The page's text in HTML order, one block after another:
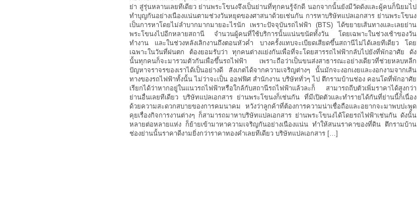
ย่า สู่รุ่นหลานเลยทีเดียว ย่านพระโขนงจึงเป็นย่านที่ทุกคนรู้จักดี นอกจากนั้นยังมีวัดดังและผู้คนก็นิยมไป
ทำบุญกันอย่างเนืองแน่นตามช่วงวันหยุดของศาสนาด้วยเช่นกัน การหาบริษัทแปลเอกสาร ย่านพระโขนง
เป็นการหาโดยไม่ลำบากมากมายอะไรนัก เพราะปัจจุบันรถไฟฟ้า (BTS) ได้ขยายเส้นทางและเลยย่าน
พระโขนงไปอีกหลายสถานี จำนวนผู้คนที่ใช้บริการนั้นแน่นขนัดทั้งวัน โดยเฉพาะในช่วงเช้าของวัน
ทำงาน และในช่วงหลังเลิกงานถึงตอนหัวค่ำ บางครั้งแทบจะเบียดเสียดขึ้นสถานีไม่ได้เลยทีเดียว โดย
เฉพาะในวันที่ฝนตก ต้องยอมรับว่า ทุกคนต่างแย่งกันเพื่อที่จะโดยสารรถไฟฟ้ากลับไปยังที่พักอาศัย ดัง
นั้นทุกคนก็จะมารวมตัวกันเพื่อขึ้นรถไฟฟ้า เพราะถือว่าเป็นขนส่งสาธารณะอย่างเดียวที่ช่วยหลบหลีก
ปัญหาจราจรของเราได้เป็นอย่างดี สังเกตได้จากความเจริญต่างๆ นั้นมักจะงอกเงยและงอกงามจากเส้น
ทางของรถไฟฟ้าทั้งนั้น ไม่ว่าจะเป็น ออฟฟิศ สำนักงาน บริษัททั่วๆ ไป ตึกรามบ้านช่อง คอนโดที่พักอาศัย
เรียกได้ว่าหากอยู่ในแนวรถไฟฟ้าหรือใกล้กับสถานีรถไฟฟ้าแล้วละก็ สามารถถีบตัวเพิ่มราคาได้สูงกว่า
ย่านอื่นเลยทีเดียว บริษัทแปลเอกสาร ย่านพระโขนงก็เช่นกัน ที่มีเปิดตัวและทำรายได้กันที่ย่านนี้ก็เนื่อง
ด้วยความสะดวกสบายของการคมนาคม หวังว่าลูกค้าที่ต้องการความน่าเชื่อถือและอยากจะมาพบปะพูด
คุยเรื่องกิจการงานต่างๆ ก็สามารถมาหาบริษัทแปลเอกสาร ย่านพระโขนงได้โดยรถไฟฟ้าเช่นกัน ดังนั้น
หลายต่อหลายแห่ง ก็ย้ายเข้ามาหาความเจริญกันอย่างเนืองแน่น ทำให้สนนราคาของที่ดิน ตึกรามบ้าน
ช่องย่านนั้นราคาดีงามยิ่งกว่าราคาทองคำเลยทีเดียว บริษัทแปลเอกสาร […]